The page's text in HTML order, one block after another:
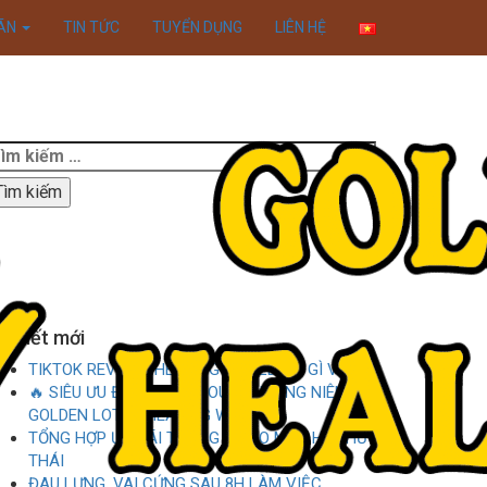
TIN TỨC TUYỂN DỤNG LIÊN HỆ
viết mới
TIKTOK REVIEW- HEALING WORLD CÓ GÌ VUI
🔥 SIÊU ƯU ĐÃI HAPPY HOUR THƯỜNG NIÊN TẠI
GOLDEN LOTUS HEALING WORLD 🔥
TỔNG HỢP ƯU ĐÃI THÁNG 7 CHO MÙA HÈ THƯ
THÁI
Xem thể lệ!